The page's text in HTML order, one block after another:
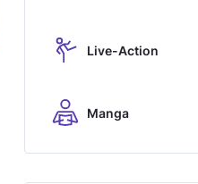
Live-Action
Manga